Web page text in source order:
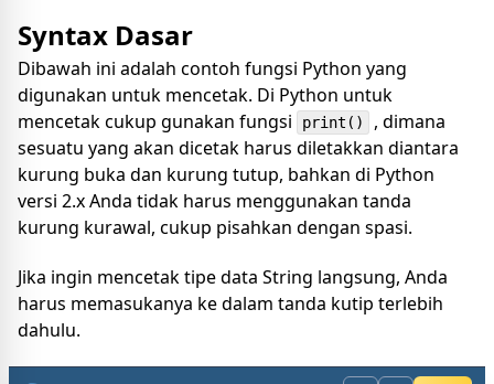
Syntax Dasar
Dibawah ini adalah contoh fungsi Python yang
digunakan untuk mencetak. Di Python untuk
mencetak cukup gunakan fungsi
print()
, dimana
sesuatu yang akan dicetak harus diletakkan diantara
kurung buka dan kurung tutup, bahkan di Python
versi 2.x Anda tidak harus menggunakan tanda
kurung kurawal, cukup pisahkan dengan spasi.
Jika ingin mencetak tipe data String langsung, Anda
harus memasukanya ke dalam tanda kutip terlebih
dahulu.